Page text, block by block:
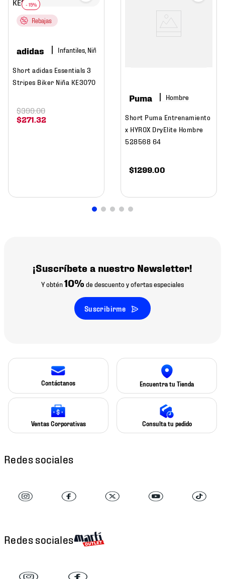
Rebajas
adidas Infantiles, Niña
Short adidas Essentials 3
Stripes Biker Niña KE3070
$271.32
$399.00
Puma Hombre
Short Puma Entrenamiento
x HYROX DryElite Hombre
528568 64
$1299.00
¡Suscríbete a nuestro Newsletter!
Y obtén10% de descuento y ofertas especiales
Suscribirme
Contáctanos Encuentra tu Tienda
Ventas Corporativas Consulta tu pedido
Redes sociales
Redes sociales